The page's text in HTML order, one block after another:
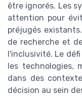
être ignorés. Les
attention pour
préjugés
de recherche et
l'inclusivité. Le
les technologies,
dans des
décision au sein